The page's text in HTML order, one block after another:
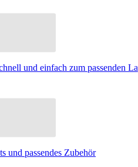
und einfach zum passenden
und passendes Zubehör